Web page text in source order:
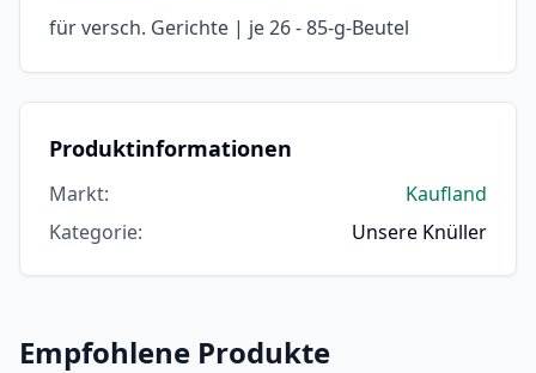
für versch. Gerichte | je 26 - 85-g-Beutel
Produktinformationen
Markt:
Kaufland
Kategorie: Unsere Knüller
Empfohlene Produkte